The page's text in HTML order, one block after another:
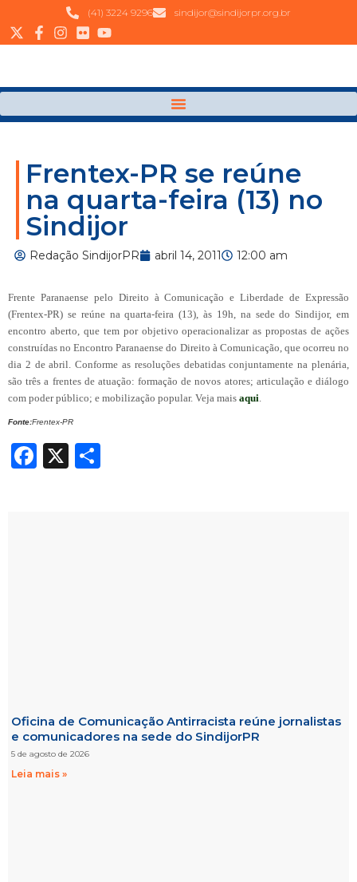
(41) 3224 9296 sindijor@sindijorpr.org.br
Frentex-PR se reúne
na quarta-feira (13) no
Sindijor
Redação SindijorPR abril 14, 2011 12:00 am
Frente Paranaense pelo Direito à Comunicação e Liberdade de Expressão
(Frentex-PR) se reúne na quarta-feira (13), às 19h, na sede do Sindijor, em
encontro aberto, que tem por objetivo operacionalizar as propostas de ações
construídas no Encontro Paranaense do Direito à Comunicação, que ocorreu no
dia 2 de abril. Conforme as resoluções debatidas conjuntamente na plenária,
são três a frentes de atuação: formação de novos atores; articulação e diálogo
com poder público; e mobilização popular. Veja mais aqui
Fonte:Frentex-PR
Facebook
X
Oficina de Comunicação Antirracista reúne jornalistas
e comunicadores na sede do SindijorPR
5 de agosto de 2026
Leia mais »